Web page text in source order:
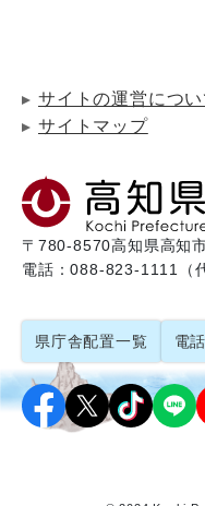
サイトの運営につい
サイトマップ
〒780-8570高知県高知
電話：088-823-1111（
県庁舎配置一覧 電